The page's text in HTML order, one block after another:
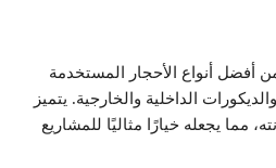
أفضل أنواع الأحجار المستخدمة
الداخلية والخارجية. يتميز
مما يجعله خيارًا مثاليًا للمشاريع